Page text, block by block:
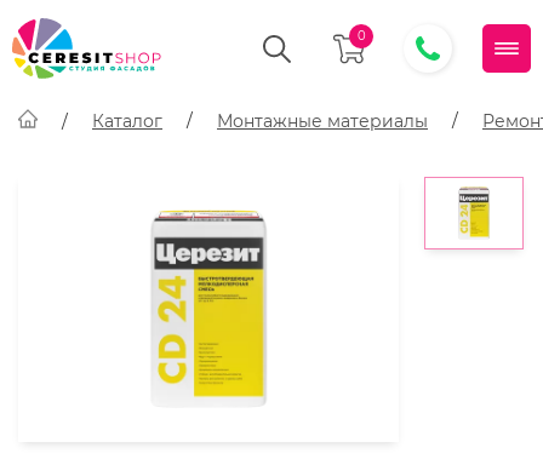
0
Каталог Монтажные материалы